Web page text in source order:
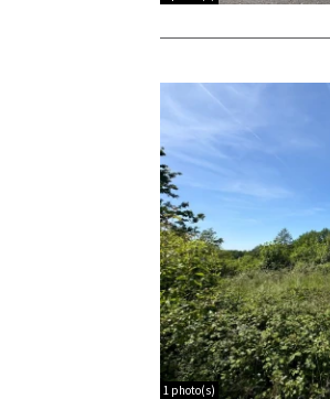
1 photo(s)